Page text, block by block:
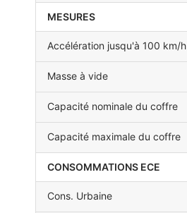
MESURES
Accélération jusqu'à 100 km/h
Masse à vide
Capacité nominale du coffre
Capacité maximale du coffre
CONSOMMATIONS ECE
Cons. Urbaine